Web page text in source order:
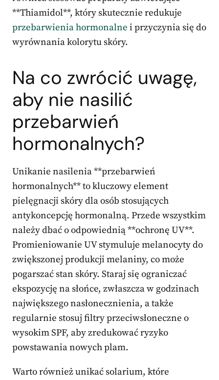
**Thiamidol**, który skutecznie redukuje
przebarwienia hormonalne i przyczynia się do
wyrównania kolorytu skóry.
Na co zwrócić uwagę,
aby nie nasilić
przebarwień
hormonalnych?
Unikanie nasilenia **przebarwień
hormonalnych** to kluczowy element
pielęgnacji skóry dla osób stosujących
antykoncepcję hormonalną. Przede wszystkim
należy dbać o odpowiednią **ochronę UV**.
Promieniowanie UV stymuluje melanocyty do
zwiększonej produkcji melaniny, co może
pogarszać stan skóry. Staraj się ograniczać
ekspozycję na słońce, zwłaszcza w godzinach
największego nasłonecznienia, a także
regularnie stosuj filtry przeciwsłoneczne o
wysokim SPF, aby zredukować ryzyko
powstawania nowych plam.
Warto również unikać solarium, które